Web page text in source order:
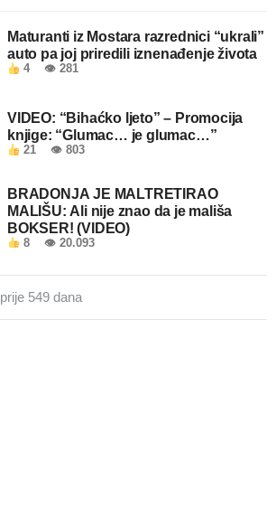
Maturanti iz Mostara razrednici “ukrali”
auto pa joj priredili iznenađenje života
4 👁 281
VIDEO: “Bihaćko ljeto” – Promocija
knjige: “Glumac… je glumac…”
21 👁 803
BRADONJA JE MALTRETIRAO
MALIŠU: Ali nije znao da je mališa
BOKSER! (VIDEO)
8 👁 20.093
prije 549 dana